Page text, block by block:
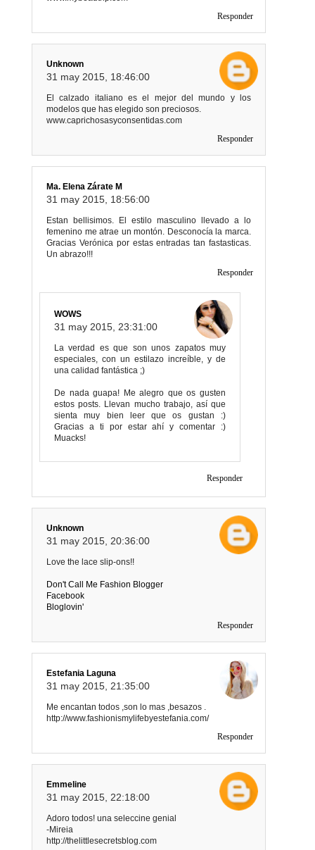
Responder
Unknown
31 may 2015, 18:46:00
El calzado italiano es el mejor del mundo y los
modelos que has elegido son preciosos.
www.caprichosasyconsentidas.com
Responder
Ma. Elena Zárate M
31 may 2015, 18:56:00
Estan bellisimos. El estilo masculino llevado a lo
femenino me atrae un montón. Desconocía la marca.
Gracias Verónica por estas entradas tan fastasticas.
Un abrazo!!!
Responder
WOWS
31 may 2015, 23:31:00
La verdad es que son unos zapatos muy
especiales, con un estilazo increíble, y de
una calidad fantástica ;)
De nada guapa! Me alegro que os gusten
estos posts. Llevan mucho trabajo, así que
sienta muy bien leer que os gustan :)
Gracias a ti por estar ahí y comentar :)
Muacks!
Responder
Unknown
31 may 2015, 20:36:00
Love the lace slip-ons!!
Don't Call Me Fashion Blogger
Facebook
Bloglovin'
Responder
Estefania Laguna
31 may 2015, 21:35:00
Me encantan todos ,son lo mas ,besazos .
http://www.fashionismylifebyestefania.com/
Responder
Emmeline
31 may 2015, 22:18:00
Adoro todos! una seleccine genial
-Mireia
http://thelittlesecretsblog.com